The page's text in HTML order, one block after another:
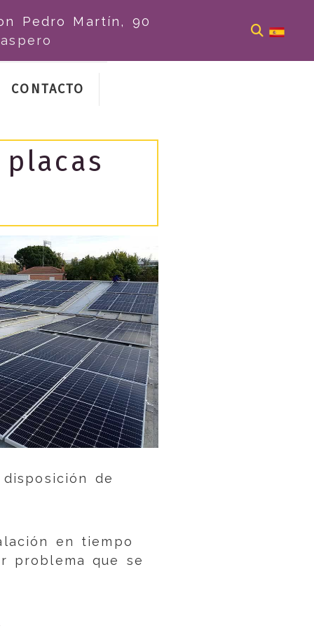
Pedro Martín, 90
CONTACTO
de
en tiempo
problema que se